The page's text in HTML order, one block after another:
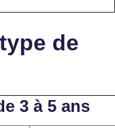
de
3 à 5 ans